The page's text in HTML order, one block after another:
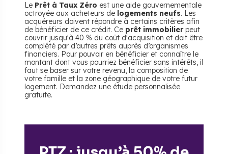
Le Prêt à Taux Zéro est une aide gouvernementale
octroyée aux acheteurs de logements neufs. Les
acquéreurs doivent répondre à certains critères afin
de bénéficier de ce crédit. Ce prêt immobilierpeut
couvrir jusqu'à 40 % du coût d'acquisition et doit être
complété par d’autres prêts auprès d’organismes
financiers. Pour pouvoir en bénéficier et connaître le
montant dont vous pourriez bénéficier sans intérêts, il
faut se baser sur votre revenu, la composition de
votre famille et la zone géographique de votre futur
logement. Demandez une étude personnalisée
gratuite.